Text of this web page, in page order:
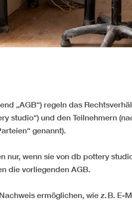
„AGB“) regeln das
studio“) und den Teilnehmern
genannt).
nur, wenn sie von db pottery
die vorliegenden AGB.
ermöglichen, wie z. B. E-